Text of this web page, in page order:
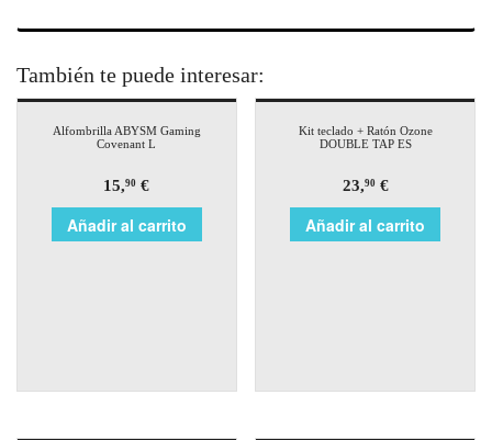
También te puede interesar:
Alfombrilla ABYSM Gaming
Covenant L
15,90 €
Añadir al carrito
Kit teclado + Ratón Ozone
DOUBLE TAP ES
23,90€
Añadir al carrito